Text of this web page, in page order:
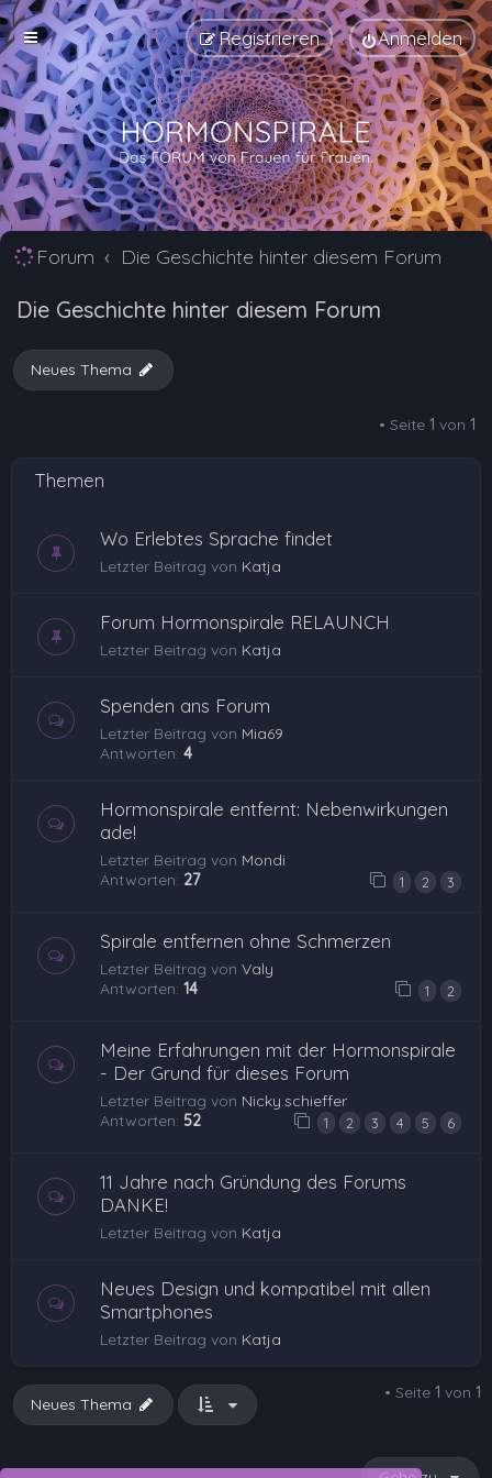
Anmelden
Registrieren
Forum Die Geschichte hinter diesem Forum
Die Geschichte hinter diesem Forum
Neues Thema
• Seite 1 von 1
Themen
Wo Erlebtes Sprache findet
Letzter Beitrag von Katja
Forum Hormonspirale RELAUNCH
Letzter Beitrag von Katja
Spenden ans Forum
Letzter Beitrag von Mia69
Antworten: 4
Hormonspirale entfernt: Nebenwirkungen
ade!
Letzter Beitrag von Mondi
Antworten: 27 1 2 3
Spirale entfernen ohne Schmerzen
Letzter Beitrag von Valy
Antworten: 14 1 2
Meine Erfahrungen mit der Hormonspirale
- Der Grund für dieses Forum
Letzter Beitrag von Nicky.schieffer
Antworten: 52 1 2 3 4 5 6
11 Jahre nach Gründung des Forums
DANKE!
Letzter Beitrag von Katja
Neues Design und kompatibel mit allen
Smartphones
Letzter Beitrag von Katja
• Seite 1 von 1
Neues Thema